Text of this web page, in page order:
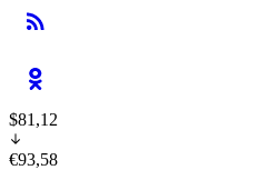
$81,12
€93,58